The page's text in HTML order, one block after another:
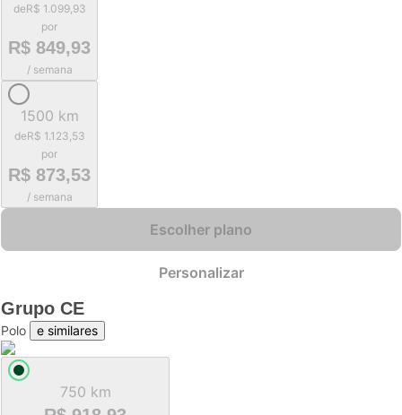
deR$ 1.099,93
por
R$ 849,93
/ semana
1500 km
deR$ 1.123,53
por
R$ 873,53
/ semana
Escolher plano
Personalizar
Grupo CE
Polo e similares
750 km